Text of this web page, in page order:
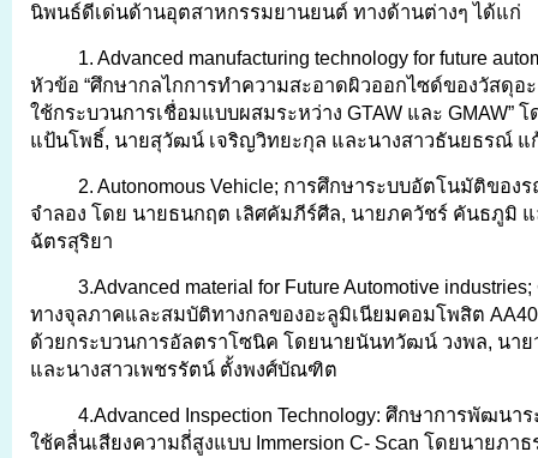
นิพนธ์ดีเด่นด้านอุตสาหกรรมยานยนต์ ทางด้านต่างๆ ได้แก่
1. Advanced manufacturing technology for future
หัวข้อ “ศึกษากลไกการทำความสะอาดผิวออกไซด์ของวัสดุอ
ใช้กระบวนการเชื่อมแบบผสมระหว่าง GTAW และ GMAW”
แป้นโพธิ์, นายสุวัฒน์ เจริญวิทยะกุล และนางสาวธันยธรณ์ แ
2. Autonomous Vehicle; การศึกษาระบบอัตโนมัติของ
จำลอง โดย นายธนกฤต เลิศคัมภีร์ศีล, นายภควัชร์ คันธภูมิ
ฉัตรสุริยา
3.Advanced material for Future Automotive
ทางจุลภาคและสมบัติทางกลของอะลูมิเนียมคอมโพสิต
ด้วยกระบวนการอัลตราโซนิค โดยนายนันทวัฒน์ วงพล, นาย
และนางสาวเพชรรัตน์ ตั้งพงศ์บัณฑิต
4.Advanced Inspection Technology: ศึกษาการพัฒนา
ใช้คลื่นเสียงความถี่สูงแบบ Immersion C- Scan โดยนายภา